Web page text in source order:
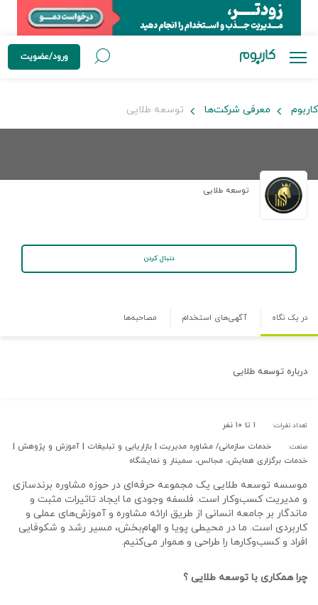
ورود/عضویت
کاربوم معرفی شرکت‌ها توسعه طلایی
توسعه طلایی
دنبال کردن
در یک نگاه آگهی‌های استخدام مصاحبه‌ها
درباره توسعه طلایی
تعداد نفرات: ۱ تا ۱۰ نفر
صنعت:
خدمات سازمانی/ مشاوره مدیریت | بازاریابی و تبلیغات | آموزش و پژوهش |
خدمات برگزاری همایش، مجالس، سمینار و نمایشگاه
موسسه توسعه طلایی یک مجموعه حرفه‌ای در حوزه مشاوره برندسازی
و مدیریت کسب‌وکار است. فلسفه وجودی ما ایجاد تاثیرات مثبت و
ماندگار بر جامعه انسانی از طریق ارائه مشاوره و آموزش‌های عملی و
کاربردی است. ما در محیطی پویا و الهام‌بخش، مسیر رشد و شکوفایی
افراد و کسب‌وکارها را طراحی و هموار می‌کنیم.
چرا همکاری با توسعه طلایی ؟